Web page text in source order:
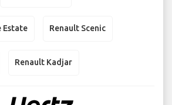
Estate Renault Scenic
Renault Kadjar